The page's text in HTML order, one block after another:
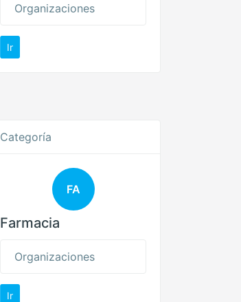
Organizaciones
Ir
Categoría
FA
Farmacia
Organizaciones
Ir